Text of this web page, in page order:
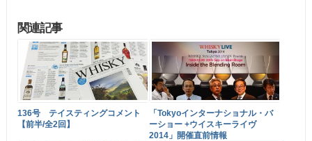
関連記事
136号 テイスティングコメント
【前半/全2回】
「Tokyoインターナショナル・バ
ーショー +ウイスキーライヴ
2014」開催直前情報